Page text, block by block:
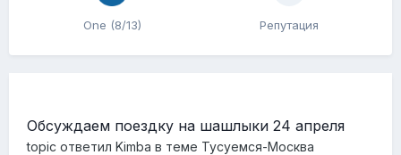
One (8/13) Репутация
Обсуждаем поездку на шашлыки 24 апреля
topic ответил Kimba в теме Тусуемся-Москва